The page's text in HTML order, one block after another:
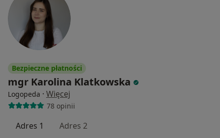
Bezpieczne płatności
mgr Karolina Klatkowska
Logopeda · Więcej
78 opinii
Adres 1 Adres 2